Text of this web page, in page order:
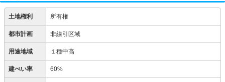
土地権利 所有権
都市計画 非線引区域
用途地域 １種中高
建ぺい率 60%